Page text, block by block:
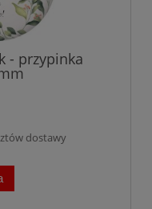
- przypinka
dostawy